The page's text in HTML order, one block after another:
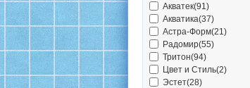
Акватек(91)
Акватика(37)
Астра-Форм(21)
Радомир(55)
Тритон(94)
Цвет и Стиль(2)
Эстет(28)